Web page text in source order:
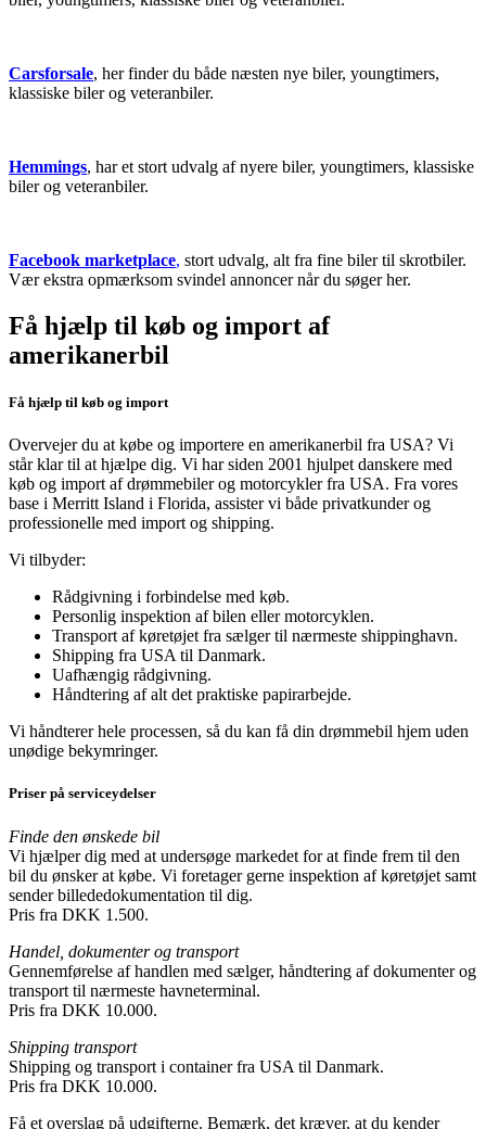
Carsforsale, her finder du både næsten nye biler, youngtimers,
klassiske biler og veteranbiler.
Hemmings, har et stort udvalg af nyere biler, youngtimers, klassiske
biler og veteranbiler.
Facebook marketplace, stort udvalg, alt fra fine biler til skrotbiler.
Vær ekstra opmærksom svindel annoncer når du søger her.
Få hjælp til køb og import af
amerikanerbil
Få hjælp til køb og import
Overvejer du at købe og importere en amerikanerbil fra USA? Vi
står klar til at hjælpe dig. Vi har siden 2001 hjulpet danskere med
køb og import af drømmebiler og motorcykler fra USA. Fra vores
base i Merritt Island i Florida, assister vi både privatkunder og
professionelle med import og shipping.
Vi tilbyder:
Rådgivning i forbindelse med køb.
Personlig inspektion af bilen eller motorcyklen.
Transport af køretøjet fra sælger til nærmeste shippinghavn.
Shipping fra USA til Danmark.
Uafhængig rådgivning.
Håndtering af alt det praktiske papirarbejde.
Vi håndterer hele processen, så du kan få din drømmebil hjem uden
unødige bekymringer.
Priser på serviceydelser
Finde den ønskede bil
Vi hjælper dig med at undersøge markedet for at finde frem til den
bil du ønsker at købe. Vi foretager gerne inspektion af køretøjet samt
sender billededokumentation til dig.
Pris fra DKK 1.500.
Handel, dokumenter og transport
Gennemførelse af handlen med sælger, håndtering af dokumenter og
transport til nærmeste havneterminal.
Pris fra DKK 10.000.
Shipping transport
Shipping og transport i container fra USA til Danmark.
Pris fra DKK 10.000.
Få et overslag på udgifterne. Bemærk, det kræver, at du kender